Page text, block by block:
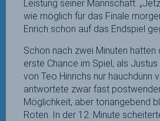
Leistung seiner Mannschaft.
wie möglich für das Finale
Enrich schon auf das Endspiel
Schon nach zwei Minuten hatten
erste Chance im Spiel, als
von Teo Hinrichs nur hauchdünn
antwortete zwar fast
Möglichkeit, aber tonangebend
Roten. In der 12. Minute